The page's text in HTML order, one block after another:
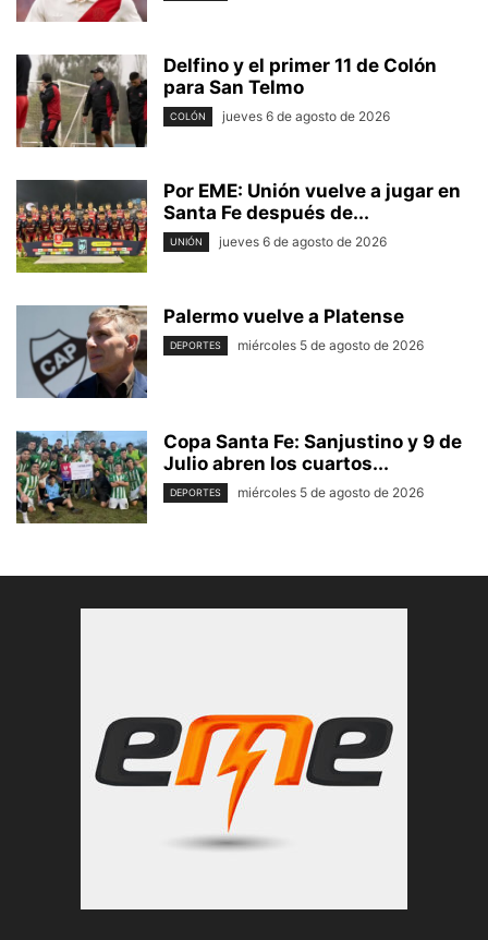
Delfino y el primer 11 de Colón
para San Telmo
COLÓN jueves 6 de agosto de 2026
Por EME: Unión vuelve a jugar en
Santa Fe después de...
UNIÓN jueves 6 de agosto de 2026
Palermo vuelve a Platense
DEPORTES miércoles 5 de agosto de 2026
Copa Santa Fe: Sanjustino y 9 de
Julio abren los cuartos...
DEPORTES miércoles 5 de agosto de 2026